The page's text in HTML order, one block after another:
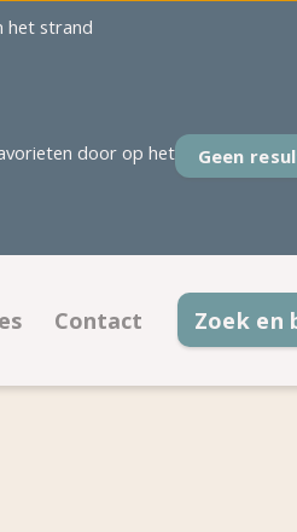
het strand
Geen
door op het
Contact
Contactinformatie
Zoek en